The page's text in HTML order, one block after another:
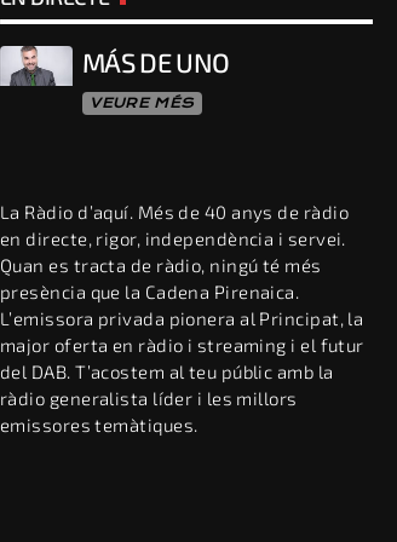
MÁS DE UNO
VEURE MÉS
La Ràdio d’aquí. Més de 40 anys de ràdio
en directe, rigor, independència i servei.
Quan es tracta de ràdio, ningú té més
presència que la Cadena Pirenaica.
L’emissora privada pionera al Principat, la
major oferta en ràdio i streaming i el futur
del DAB. T’acostem al teu públic amb la
ràdio generalista líder i les millors
emissores temàtiques.